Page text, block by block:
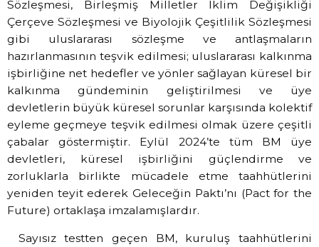
Sözleşmesi, Birleşmiş Milletler İklim Değişikliği
Çerçeve Sözleşmesi ve Biyolojik Çeşitlilik Sözleşmesi
gibi uluslararası sözleşme ve antlaşmaların
hazırlanmasının teşvik edilmesi; uluslararası kalkınma
işbirliğine net hedefler ve yönler sağlayan küresel bir
kalkınma gündeminin geliştirilmesi ve üye
devletlerin büyük küresel sorunlar karşısında kolektif
eyleme geçmeye teşvik edilmesi olmak üzere çeşitli
çabalar göstermiştir. Eylül 2024’te tüm BM üye
devletleri, küresel işbirliğini güçlendirme ve
zorluklarla birlikte mücadele etme taahhütlerini
yeniden teyit ederek Geleceğin Paktı’nı (Pact for the
Future) ortaklaşa imzalamışlardır.
Sayısız testten geçen BM, kuruluş taahhütlerini